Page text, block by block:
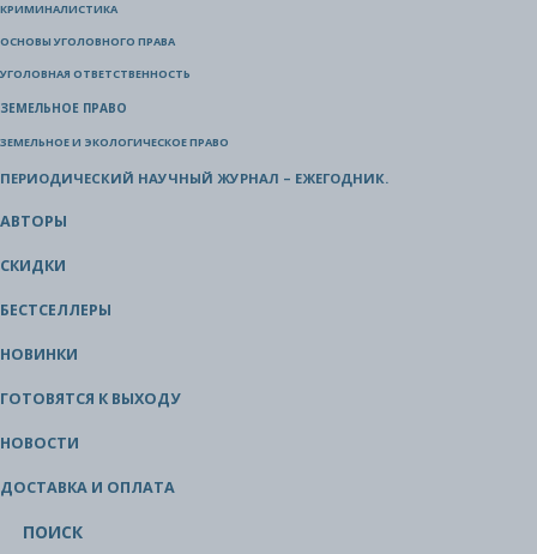
КРИМИНАЛИСТИКА
ОСНОВЫ УГОЛОВНОГО ПРАВА
УГОЛОВНАЯ ОТВЕТСТВЕННОСТЬ
ЗЕМЕЛЬНОЕ ПРАВО
ЗЕМЕЛЬНОЕ И ЭКОЛОГИЧЕСКОЕ ПРАВО
ПЕРИОДИЧЕСКИЙ НАУЧНЫЙ ЖУРНАЛ – ЕЖЕГОДНИК.
АВТОРЫ
СКИДКИ
БЕСТСЕЛЛЕРЫ
НОВИНКИ
ГОТОВЯТСЯ К ВЫХОДУ
НОВОСТИ
ДОСТАВКА И ОПЛАТА
ПОИСК